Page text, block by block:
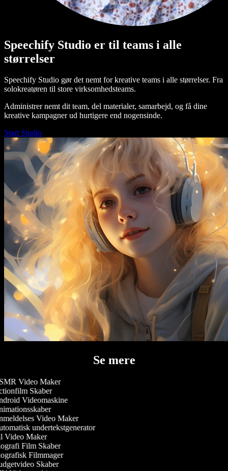
Speechify Studio er til teams i alle
størrelser
Speechify Studio gør det nemt for kreative teams i alle størrelser. Fra
solokreatøren til store virksomhedsteams.
Administrer nemt dit team, del materialer, samarbejd, og få dine
kreative kampagner ud hurtigere end nogensinde.
Start Studio
Se mere
Video Maker
Skaber
Videomaskine
Video Maker
undertekstgenerator
Maker
Film Skaber
Filmmager
Skaber